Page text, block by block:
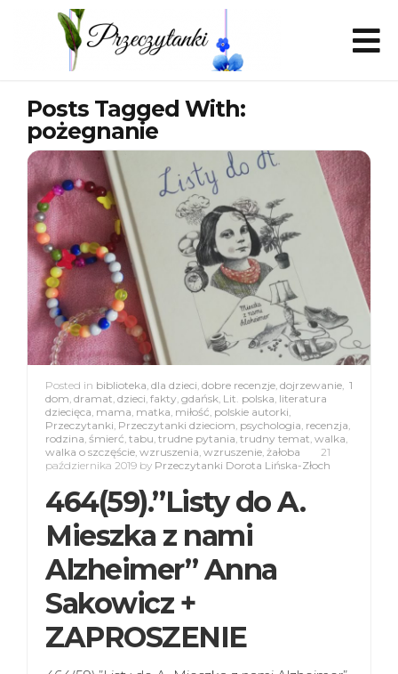
Posts Tagged With:
pożegnanie
1
Posted in biblioteka, dla dzieci, dobre recenzje, dojrzewanie,
dom, dramat, dzieci, fakty, gdańsk, Lit. polska, literatura
dziecięca, mama, matka, miłość, polskie autorki,
Przeczytanki, Przeczytanki dzieciom, psychologia, recenzja,
rodzina, śmierć, tabu, trudne pytania, trudny temat, walka,
walka o szczęście, wzruszenia, wzruszenie, żałoba
21
października 2019 by Przeczytanki Dorota Lińska-Złoch
464(59).”Listy do A.
Mieszka z nami
Alzheimer” Anna
Sakowicz +
ZAPROSZENIE